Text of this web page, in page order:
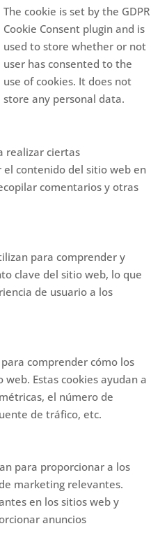
The cookie is set by the GDPR
Cookie Consent plugin and is
used to store whether or not
user has consented to the
use of cookies. It does not
store any personal data.
realizar ciertas
contenido del sitio web en
comentarios y otras
para comprender y
clave del sitio web, lo que
de usuario a los
comprender cómo los
Estas cookies ayudan a
el número de
de tráfico, etc.
para proporcionar a los
marketing relevantes.
en los sitios web y
anuncios